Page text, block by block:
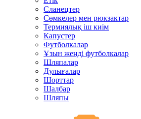
Сланецтер
Сөмкелер мен рюкзактар
Термиялық іш киім
Капустер
Футболкалар
Ұзын жеңді футболкалар
Шляпалар
Дулығалар
Шорттар
Шалбар
Шляпы